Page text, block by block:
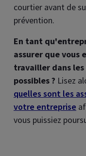
courtier avant de
prévention.
En tant
assurer que vous
travailler dans
possibles ? Lisez
quelles sont les
votre entreprise
vous puissiez